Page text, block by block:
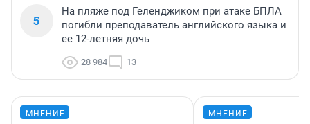
5
На пляже под Геленджиком при атаке БПЛА
погибли преподаватель английского языка и
ее 12-летняя дочь
28 984 13
МНЕНИЕ МНЕНИЕ